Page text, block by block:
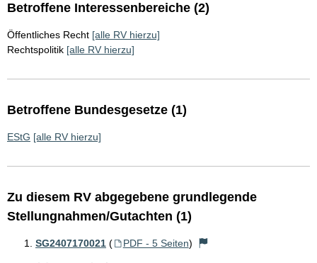
Betroffene Interessenbereiche (2)
Öffentliches Recht [alle RV hierzu]
Rechtspolitik [alle RV hierzu]
Betroffene Bundesgesetze (1)
EStG [alle RV hierzu]
Zu diesem RV abgegebene grundlegende
Stellungnahmen/Gutachten (1)
SG2407170021 ( PDF - 5 Seiten)